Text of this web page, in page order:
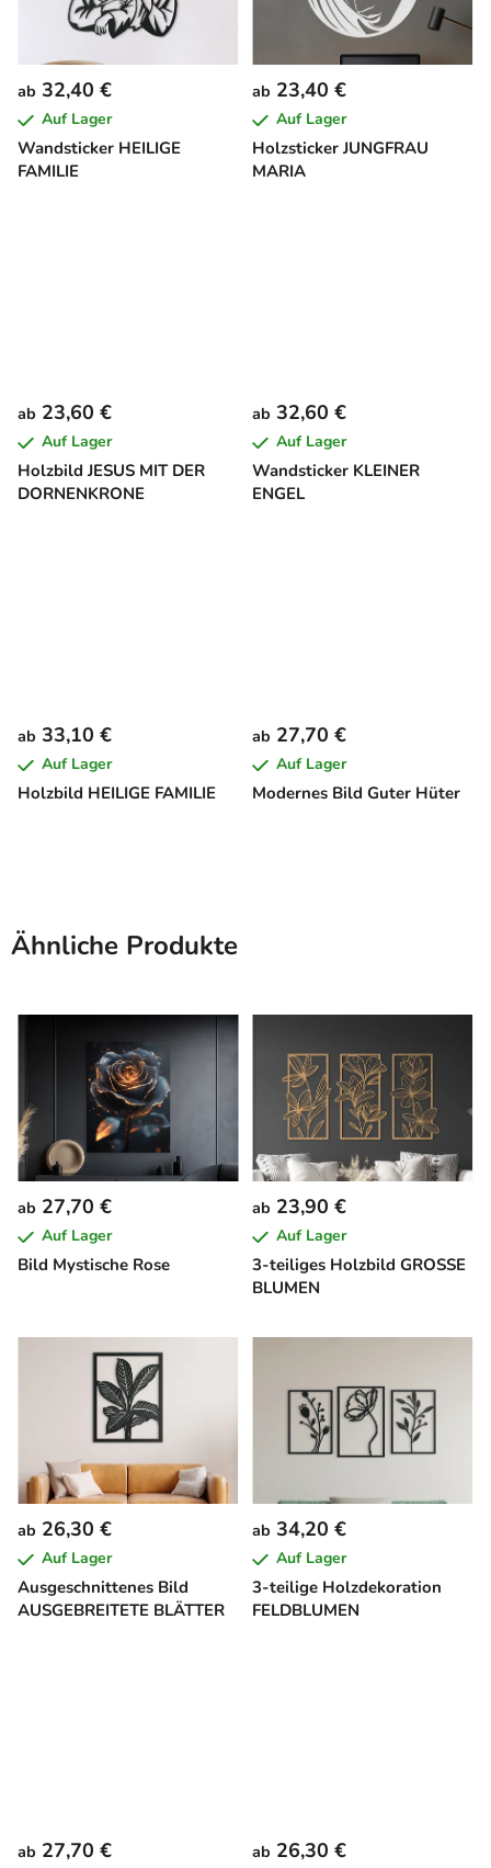
Wandsticker HEILIGE
FAMILIE
ab 32,40 €
Auf Lager
Holzsticker JUNGFRAU
MARIA
ab 23,40 €
Auf Lager
Holzbild JESUS MIT DER
DORNENKRONE
ab 23,60 €
Auf Lager
Wandsticker KLEINER
ENGEL
ab 32,60 €
Auf Lager
Holzbild HEILIGE FAMILIE
ab 33,10 €
Auf Lager
Modernes Bild Guter Hüter
ab 27,70 €
Auf Lager
Ähnliche Produkte
Bild Mystische Rose
ab 27,70 €
Auf Lager
3-teiliges Holzbild GROSSE
BLUMEN
ab 23,90 €
Auf Lager
Ausgeschnittenes Bild
AUSGEBREITETE BLÄTTER
ab 26,30 €
Auf Lager
3-teilige Holzdekoration
FELDBLUMEN
ab 34,20 €
Auf Lager
ab 27,70 € ab 26,30 €